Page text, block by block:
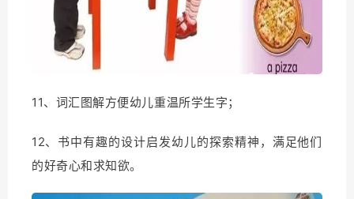
11、词汇图解方便幼儿重温所学生字；
12、书中有趣的设计启发幼儿的探索精神，满足他们
的好奇心和求知欲。